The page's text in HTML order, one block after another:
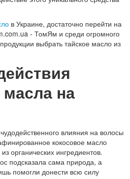
в Украине, достаточно перейти на
- ТомЯм и среди огромного
выбрать тайское масло из
масла на
влияния на волосы
кокосовое масло
органических ингредиентов.
подсказала сама природа, а
помогли донести всю силу